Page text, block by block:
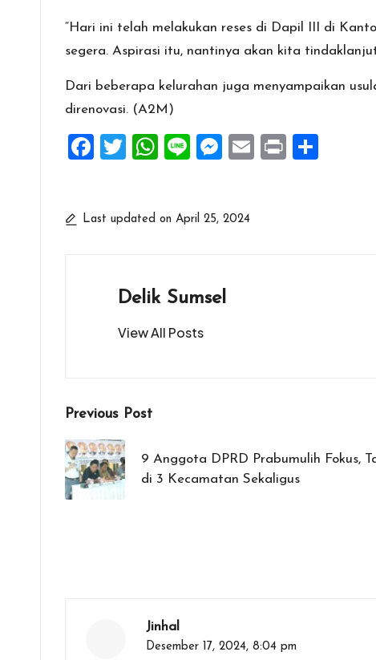
“Hari ini telah melakukan reses di Dapil III di
segera. Aspirasi itu, nantinya akan kita
Dari beberapa kelurahan juga menyampaikan
direnovasi. (A2M)
F
b
T
er
W
s
p
Li
M
n
E
Pr
Last updated on April 25, 2024
Delik Sumsel
View All Posts
Post
navigation
Previous Post
9 Anggota DPRD Prabumulih Fokus,
di 3 Kecamatan Sekaligus
Jinhal
Desember 17, 2024, 8:04 pm